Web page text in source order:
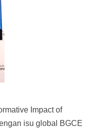
Impact of
isu global BGCE